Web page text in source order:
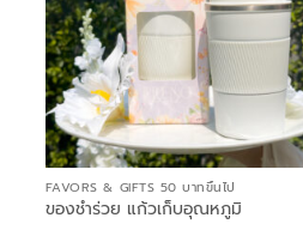
FAVORS & GIFTS 50 บาทขึ้นไป
ของชำร่วย แก้วเก็บอุณหภูมิ